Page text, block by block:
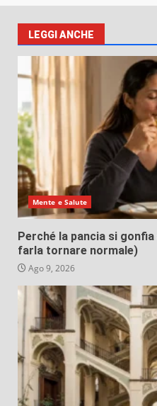
LEGGI ANCHE
Mente e Salute
Perché la pancia si
farla tornare normale)
Ago 9, 2026